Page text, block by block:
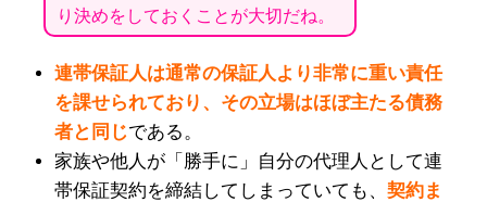
り決めをしておくことが大切だね。
連帯保証人は通常の保証人より非常に重い責任
を課せられており、その立場はほぼ主たる債務
者と同じである。
家族や他人が「勝手に」自分の代理人として連
帯保証契約を締結してしまっていても、 契約ま